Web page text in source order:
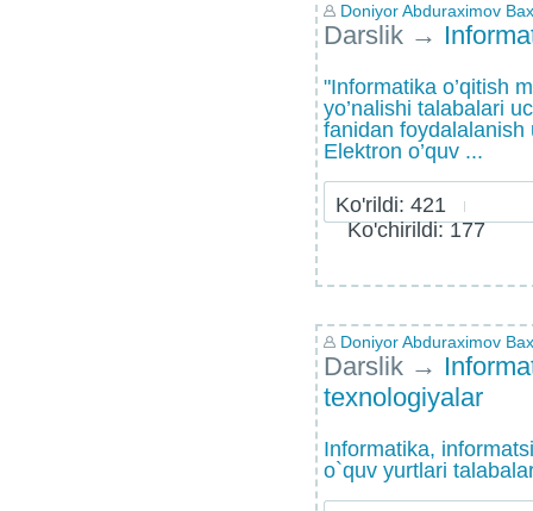
Doniyor Abduraximov
Darslik →
"Informatika o’qitish
yo’nalishi talabalari
fanidan
Elektron o’quv ...
Ko'rildi: 421
Ko'chirildi: 177
Doniyor Abduraximov
Darslik →
texnologiyalar
Informatika,
o`quv yurtlari